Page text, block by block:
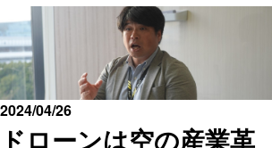
ドローンは空の産業革
2024/04/26